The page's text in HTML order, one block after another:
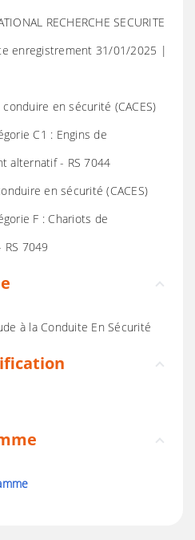
RECHERCHE SECURITE
enregistrement 31/01/2025 |
en sécurité (CACES)
C1 : Engins de
alternatif - RS 7044
en sécurité (CACES)
F : Chariots de
7049
à la Conduite En Sécurité